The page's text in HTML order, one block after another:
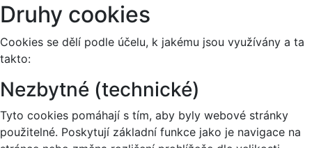
Druhy cookies
Cookies se dělí podle účelu, k jakému jsou využívány a ta
takto:
Nezbytné (technické)
Tyto cookies pomáhají s tím, aby byly webové stránky
použitelné. Poskytují základní funkce jako je navigace na